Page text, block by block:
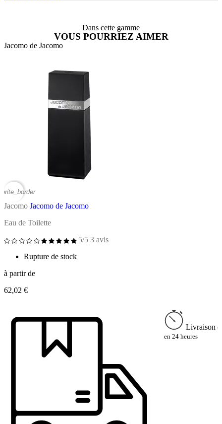
Dans cette gamme
VOUS POURRIEZ AIMER
Jacomo de Jacomo
Jacomo Jacomo de Jacomo
Eau de Toilette
5/5 3 avis
Rupture de stock
à partir de
62,02 €
Livraison
en 24 heures